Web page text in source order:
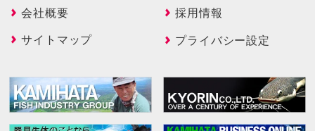
会社概要
採用情報
サイトマップ
プライバシー設定